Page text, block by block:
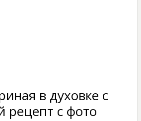
в духовке с
рецепт с фото